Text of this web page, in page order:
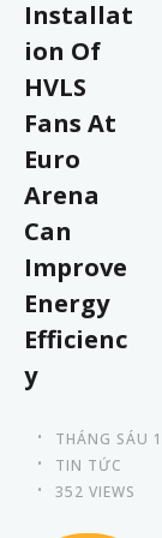
Installat
ion Of
HVLS
Fans At
Euro
Arena
Can
Improve
Energy
Efficienc
y
THÁNG SÁU
TIN TỨC
352 VIEWS